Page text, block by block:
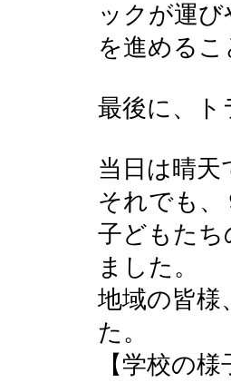
ックが運
を進める
最後に、ト
当日は晴
それでも
子どもたち
ました。
地域の皆様
た。
【学校の